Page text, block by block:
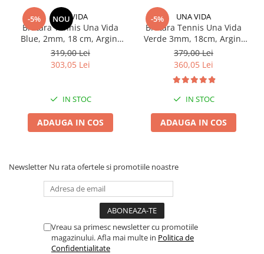
-5% NOU
UNA VIDA
Bratara Tennis Una Vida
Blue, 2mm, 18 cm, Argint
925
319,00 Lei
303,05 Lei
IN STOC
ADAUGA IN COS
-5% UNA VIDA
Bratara Tennis Una Vida
Verde 3mm, 18cm, Argint
925
379,00 Lei
360,05 Lei
IN STOC
ADAUGA IN COS
Newsletter Nu rata ofertele si promotiile noastre
Vreau sa primesc newsletter cu promotiile
magazinului. Afla mai multe in Politica de
Confidentialitate